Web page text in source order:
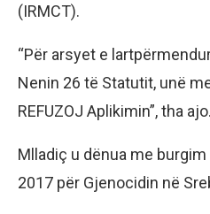
(IRMCT).
“Për arsyet e
Nenin 26 të Statutit, unë
REFUZOJ Aplikimin”, tha ajo.
Mlladiç u dënua me
2017 për Gjenocidin në